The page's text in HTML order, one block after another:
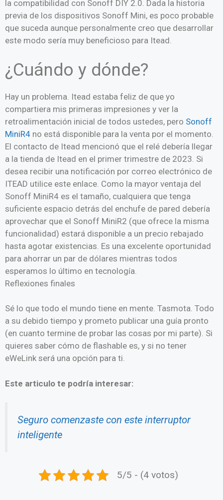
la compatibilidad con Sonoff DIY 2.0. Dada la historia
previa de los dispositivos Sonoff Mini, es poco probable
que suceda aunque personalmente creo que desarrollar
este modo sería muy beneficioso para Itead.
¿Cuándo y dónde?
Hay un problema. Itead estaba feliz de que yo
compartiera mis primeras impresiones y ver la
retroalimentación inicial de todos ustedes, pero Sonoff
MiniR4 no está disponible para la venta por el momento.
El contacto de Itead mencionó que el relé debería llegar
a la tienda de Itead en el primer trimestre de 2023. Si
desea recibir una notificación por correo electrónico de
ITEAD utilice este enlace. Como la mayor ventaja del
Sonoff MiniR4 es el tamaño, cualquiera que tenga
suficiente espacio detrás del enchufe de pared debería
aprovechar que el Sonoff MiniR2 (que ofrece la misma
funcionalidad) estará disponible a un precio rebajado
hasta agotar existencias. Es una excelente oportunidad
para ahorrar un par de dólares mientras todos
esperamos lo último en tecnología.
Reflexiones finales
Sé lo que todo el mundo tiene en mente. Tasmota. Todo
a su debido tiempo y prometo publicar una guía pronto
(en cuanto termine de probar las cosas por mi parte). Si
quieres saber cómo de flashable es, y si no tener
eWeLink será una opción para ti.
Este articulo te podría interesar:
Seguro comenzaste con este interruptor
inteligente
5/5 - (4 votos)